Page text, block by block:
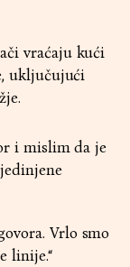
vraćaju kući
uključujući
i mislim da je
Vrlo smo
linije.“